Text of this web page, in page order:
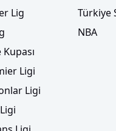
Lig
Ligi
Ligi
Türkiye
NBA